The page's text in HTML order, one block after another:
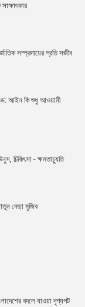
সম্প্রদায়ের প্রতি সজীব
আইন কি শুধু আওয়ামী
চিকিৎসা - ক্ষমতাচ্যুতি
নেছা মুজিব
বদলে যাওয়া দৃশ্যপট